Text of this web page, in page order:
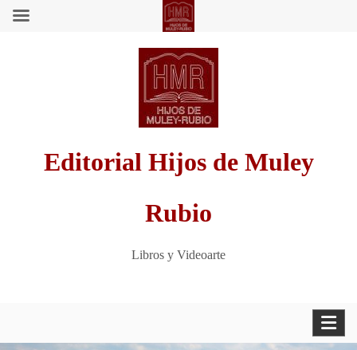
Editorial Hijos de Muley
Rubio
Libros y Videoarte